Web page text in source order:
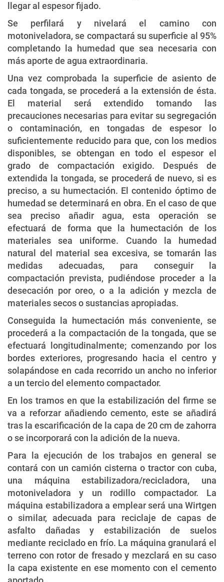
llegar al espesor fijado.
Se perfilará y nivelará el camino con
motoniveladora, se compactará su superficie al 95%
completando la humedad que sea necesaria con
más aporte de agua extraordinaria.
Una vez comprobada la superficie de asiento de
cada tongada, se procederá a la extensión de ésta.
El material será extendido tomando las
precauciones necesarias para evitar su segregación
o contaminación, en tongadas de espesor lo
suficientemente reducido para que, con los medios
disponibles, se obtengan en todo el espesor el
grado de compactación exigido. Después de
extendida la tongada, se procederá de nuevo, si es
preciso, a su humectación. El contenido óptimo de
humedad se determinará en obra. En el caso de que
sea preciso añadir agua, esta operación se
efectuará de forma que la humectación de los
materiales sea uniforme. Cuando la humedad
natural del material sea excesiva, se tomarán las
medidas adecuadas, para conseguir la
compactación prevista, pudiéndose proceder a la
desecación por oreo, o a la adición y mezcla de
materiales secos o sustancias apropiadas.
Conseguida la humectación más conveniente, se
procederá a la compactación de la tongada, que se
efectuará longitudinalmente; comenzando por los
bordes exteriores, progresando hacia el centro y
solapándose en cada recorrido un ancho no inferior
a un tercio del elemento compactador.
En los tramos en que la estabilización del firme se
va a reforzar añadiendo cemento, este se añadirá
tras la escarificación de la capa de 20 cm de zahorra
o se incorporará con la adición de la nueva.
Para la ejecución de los trabajos en general se
contará con un camión cisterna o tractor con cuba,
una máquina estabilizadora/recicladora, una
motoniveladora y un rodillo compactador. La
máquina estabilizadora a emplear será una Wirtgen
o similar, adecuada para reciclaje de capas de
asfalto dañadas y estabilización de suelos
mediante reciclado en frío. La máquina granulará el
terreno con rotor de fresado y mezclará en su caso
la capa existente en ese momento con el cemento